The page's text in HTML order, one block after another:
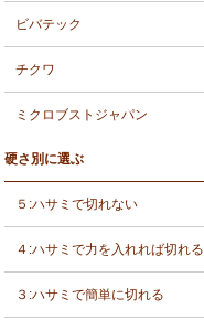
ビバテック
チクワ
ミクロブストジャパン
硬さ別に選ぶ
５:ハサミで切れない
４:ハサミで力を入れれば切れる
３:ハサミで簡単に切れる